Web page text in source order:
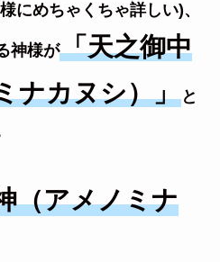
にめちゃくちゃ詳しい)、
神様が「天之御中
ナカヌシ）」と
（アメノミナ